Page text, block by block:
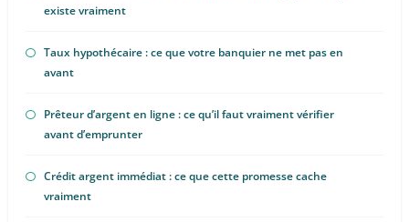
existe vraiment
Taux hypothécaire : ce que votre banquier ne met pas en
avant
Prêteur d’argent en ligne : ce qu’il faut vraiment vérifier
avant d’emprunter
Crédit argent immédiat : ce que cette promesse cache
vraiment